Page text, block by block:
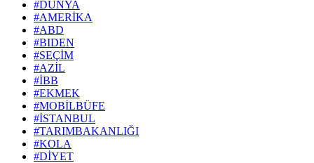
#DÜNYA
#AMERİKA
#ABD
#BIDEN
#SEÇİM
#AZİL
#İBB
#EKMEK
#MOBİLBÜFE
#İSTANBUL
#TARIMBAKANLIĞI
#KOLA
#DİYET